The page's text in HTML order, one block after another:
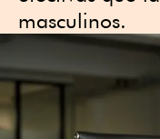
masculinos.